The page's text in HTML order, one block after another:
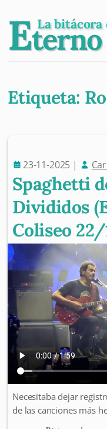
E La bitácora
Etiqueta:
23-11-2025 |
Spaghetti
Divididos
Coliseo
Necesitaba dejar
de las canciones más